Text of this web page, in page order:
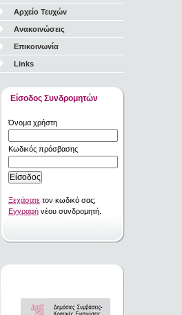
Αρχείο Τευχών
Ανακοινώσεις
Επικοινωνία
Links
Είσοδος Συνδρομητών
Όνομα χρήστη
Κωδικός πρόσβασης
Ξεχάσατε τον κωδικό σας;
Εγγραφή νέου συνδρομητή.